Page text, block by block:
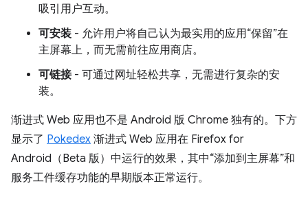
吸引用户互动。
可安装 - 允许用户将自己认为最实用的应用“保留”在
主屏幕上，而无需前往应用商店。
可链接- 可通过网址轻松共享，无需进行复杂的安
装。
渐进式 Web 应用也不是 Android 版 Chrome 独有的。下方
显示了 Pokedex 渐进式 Web 应用在 Firefox for
Android（Beta 版）中运行的效果，其中“添加到主屏幕”和
服务工件缓存功能的早期版本正常运行。